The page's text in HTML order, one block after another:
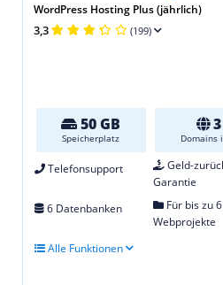
WordPress Hosting Plus (jährlich)
3,3 (199)
50 GB
Speicherplatz
3
Domains
Telefonsupport
Geld-
Garantie
6 Datenbanken
Für bis zu 6
Webprojekte
Alle Funktionen